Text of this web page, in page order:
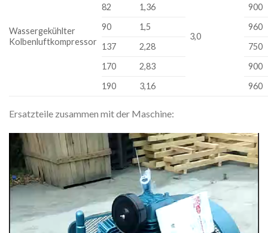
Wassergekühlter
Kolbenluftkompressor
3,0
82
1,36
900
90
1,5
960
137
2,28
750
170
2,83
900
190
3,16 960
Ersatzteile zusammen mit der Maschine:
Video
Player